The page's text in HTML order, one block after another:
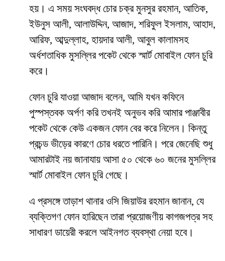
হয়। এ সময় সংঘবদ্ধ চোর চক্র মুনসুর রহমান, আতিক,
ইউনুস আলী, আলাউদ্দিন, আজাদ, শরিফুল ইসলাম, আহাদ,
আরিফ, আব্দুল্লাহ, হায়দার আলী, আবুল কালামসহ
অর্ধশতাধিক মুসল্লির পকেট থেকে স্মার্ট মোবাইল ফোন চুরি
করে।
ফোন চুরি যাওয়া আজাদ বলেন, আমি যখন কফিনে
পুস্পস্তবক অর্পণ করি তখনই অনুভব করি আমার পাঞ্জাবীর
পকেট থেকে কেউ একজন ফোন বের করে নিলেন। কিন্তু
প্রচন্ড ভীড়ের কারণে চোর ধরতে পারিনি। পরে জেনেছি শুধু
আমারটাই নয় জানাযায় আসা ৫০ থেকে ৬০ জনের মুসল্লির
স্মার্ট মোবাইল ফোন চুরি গেছে।
এ প্রসঙ্গে তাড়াশ থানার ওসি জিয়াউর রহমান জানান, যে
ব্যক্তিগণ ফোন হারিছেন তারা প্রয়োজণীয় কাগজপত্র সহ
সাধারণ ডায়েরী করলে আইনগত ব্যবস্থা নেয়া হবে।